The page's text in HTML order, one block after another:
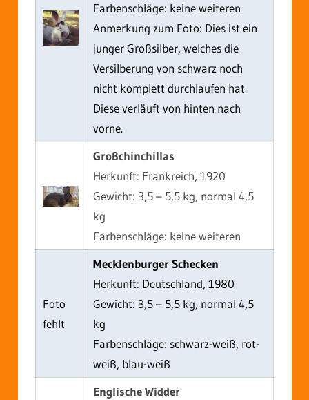
Farbenschläge: keine weiteren
Anmerkung zum Foto: Dies ist ein
junger Großsilber, welches die
Versilberung von schwarz noch
nicht komplett durchlaufen hat.
Diese verläuft von hinten nach
vorne.
Großchinchillas
Herkunft: Frankreich, 1920
Gewicht: 3,5 – 5,5 kg, normal 4,5
kg
Farbenschläge: keine weiteren
Foto
fehlt
Mecklenburger Schecken
Herkunft: Deutschland, 1980
Gewicht: 3,5 – 5,5 kg, normal 4,5
kg
Farbenschläge: schwarz-weiß, rot-
weiß, blau-weiß
Englische Widder